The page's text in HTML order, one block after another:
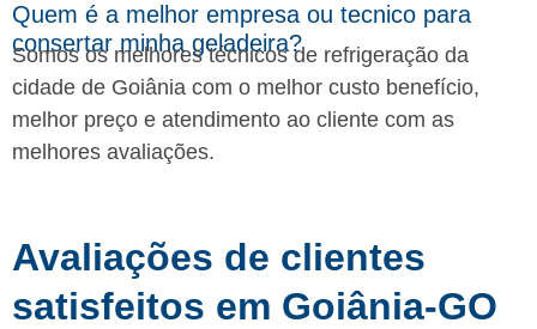
Quem é a melhor empresa ou tecnico para
consertar minha geladeira?
Somos os melhores técnicos de refrigeração da
cidade de Goiânia com o melhor custo benefício,
melhor preço e atendimento ao cliente com as
melhores avaliações.
Avaliações de clientes
satisfeitos em Goiânia-GO